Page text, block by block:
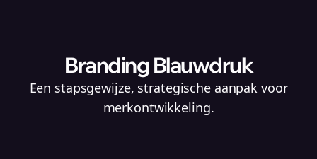
Branding Blauwdruk
Een stapsgewijze, strategische aanpak voor
merkontwikkeling.